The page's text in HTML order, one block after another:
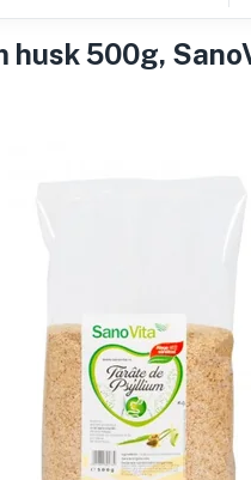
husk 500g,